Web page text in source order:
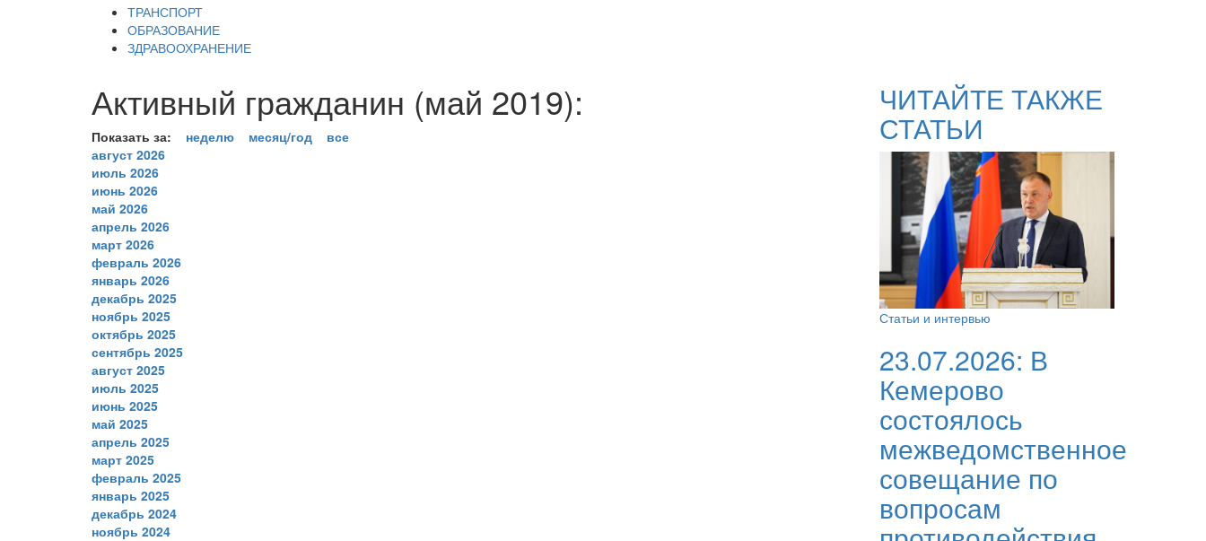
ТРАНСПОРТ
ОБРАЗОВАНИЕ
ЗДРАВООХРАНЕНИЕ
Активный гражданин (май 2019):
Показать за: неделю месяц/год
все
август 2026
июль 2026
июнь 2026
май 2026
апрель 2026
март 2026
февраль 2026
январь 2026
декабрь 2025
ноябрь 2025
октябрь 2025
сентябрь 2025
август 2025
июль 2025
июнь 2025
май 2025
апрель 2025
март 2025
февраль 2025
январь 2025
декабрь 2024
ноябрь 2024
ЧИТАЙТЕ ТАКЖЕ
СТАТЬИ
Статьи и интервью
23.07.2026: В
Кемерово
состоялось
межведомственное
совещание по
вопросам